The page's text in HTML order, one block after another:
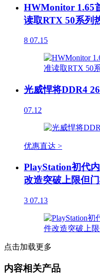
HWMonitor 1.65
读取RTX 50系列
8 07.15
光威悍将DDR4
07.12
优惠直达 >
PlayStation初代
改造突破上限但
3 07.13
点击加载更多
内容相关产品